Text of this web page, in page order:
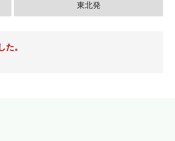
東北発
。